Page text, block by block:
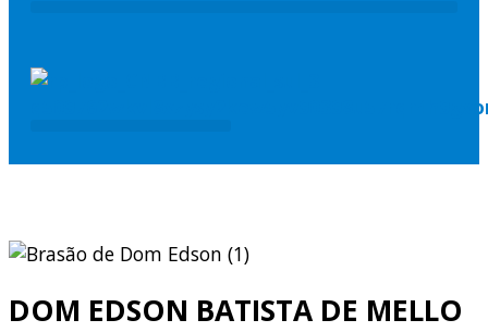
DOM EDSON BATISTA DE MELLO